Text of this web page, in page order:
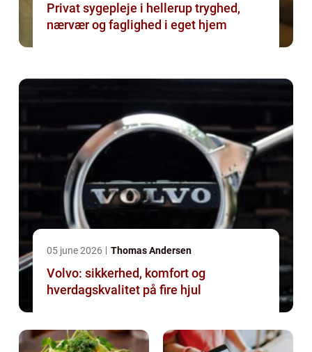
Privat sygepleje i hellerup tryghed,
nærvær og faglighed i eget hjem
05 june 2026 Thomas Andersen
Volvo: sikkerhed, komfort og
hverdagskvalitet på fire hjul